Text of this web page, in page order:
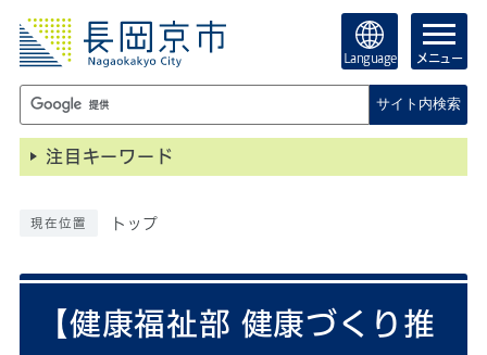
Language メニュー
サイト内検索
注目キーワード
現在位置 トップ
【健康福祉部 健康づくり推